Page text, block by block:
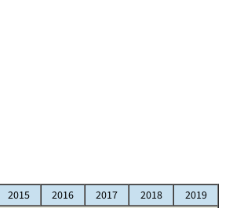
2015 2016 2017 2018 2019